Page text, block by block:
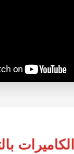
بالتفصيل